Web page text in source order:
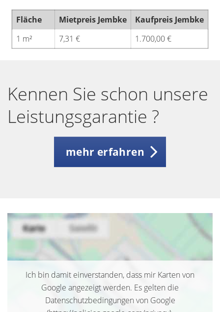
Fläche Mietpreis Jembke
Kaufpreis Jembke
1 m²
7,31 € 1.700,00 €
Kennen Sie schon unsere
Leistungsgarantie ?
mehr erfahren
Ich bin damit einverstanden, dass mir Karten von
Google angezeigt werden. Es gelten die
Datenschutzbedingungen von Google